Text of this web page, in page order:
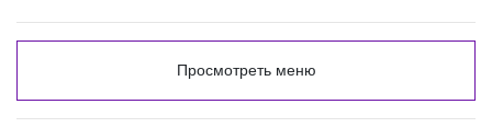
Просмотреть меню